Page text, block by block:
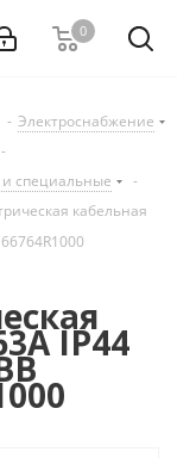
0
- Электроснабжение
-
специальные
-
кабельная
IP44